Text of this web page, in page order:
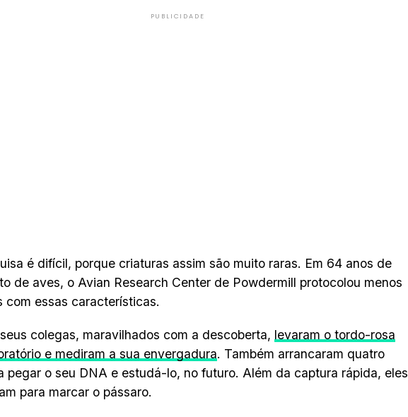
PUBLICIDADE
é difícil, porque criaturas assim são muito raras. Em 64 anos de
de aves, o Avian Research Center de Powdermill protocolou menos
com essas características.
colegas, maravilhados com a descoberta, levaram o tordo-rosa
e mediram a sua envergadura. Também arrancaram quatro
pegar o seu DNA e estudá-lo, no futuro. Além da captura rápida, eles
para marcar o pássaro.